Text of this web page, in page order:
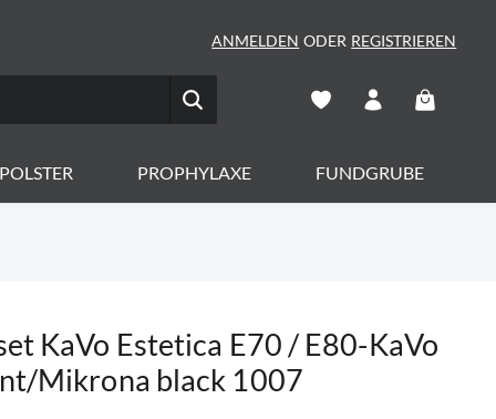
ANMELDEN ODER REGISTRIEREN
POLSTER PROPHYLAXE FUNDGRUBE
KaVo Estetica E70 / E80-KaVo
Mikrona black 1007